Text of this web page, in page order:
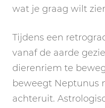
wat je graag wilt
Tijdens een
vanaf de aarde
dierenriem te
beweegt Neptunus
achteruit.